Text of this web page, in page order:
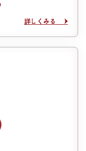
詳しくみる
詳しくみる